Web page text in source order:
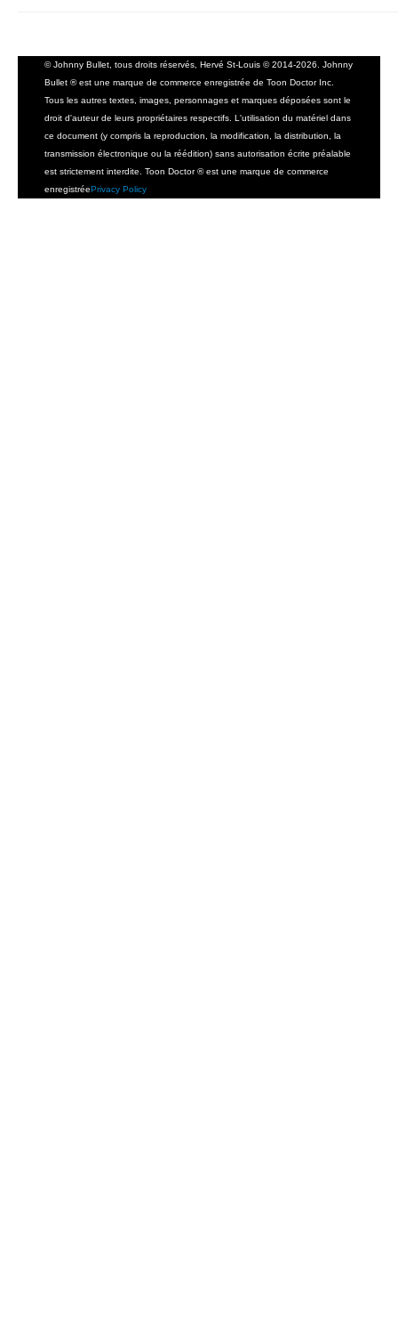
© Johnny Bullet, tous droits réservés, Hervé St-Louis © 2014-2026. Johnny
Bullet ® est une marque de commerce enregistrée de Toon Doctor Inc.
Tous les autres textes, images, personnages et marques déposées sont le
droit d'auteur de leurs propriétaires respectifs. L'utilisation du matériel dans
ce document (y compris la reproduction, la modification, la distribution, la
transmission électronique ou la réédition) sans autorisation écrite préalable
est strictement interdite. Toon Doctor ® est une marque de commerce
enregistréePrivacy Policy